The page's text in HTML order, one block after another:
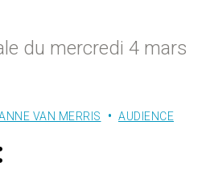
du mercredi 4 mars
VAN MERRIS
AUDIENCE